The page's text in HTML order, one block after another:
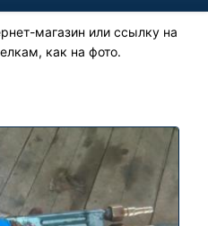
магазин или ссылку на
как на фото.